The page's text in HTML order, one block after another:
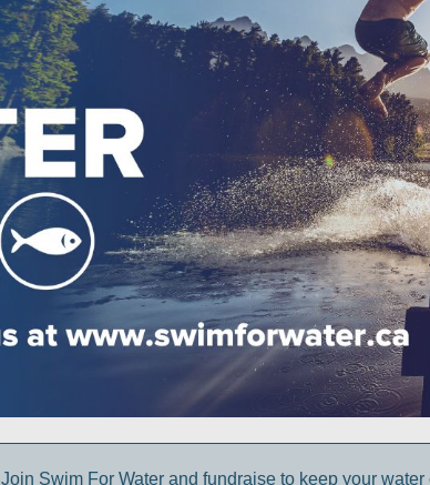
Join Swim For Water and fundraise to keep your